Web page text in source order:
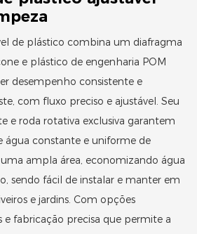
de plástico combina um diafragma
e plástico de engenharia POM
desempenho consistente e
com fluxo preciso e ajustável. Seu
e roda rotativa exclusiva garantem
água constante e uniforme de
ampla área, economizando água
sendo fácil de instalar e manter em
e jardins. Com opções
fabricação precisa que permite a